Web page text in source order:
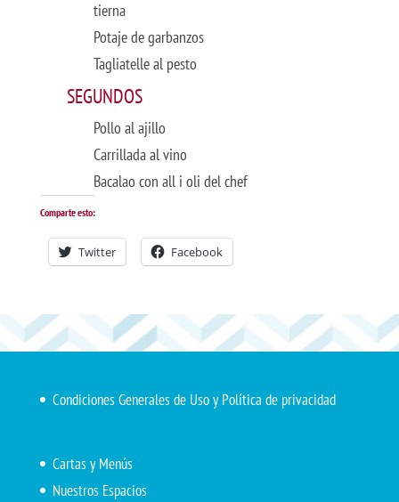
tierna
Potaje de garbanzos
Tagliatelle al pesto
SEGUNDOS
Pollo al ajillo
Carrillada al vino
Bacalao con all i oli del chef
Comparte esto:
Twitter Facebook
Condiciones Generales de Uso y Política de privacidad
Cartas y Menús
Nuestros Espacios